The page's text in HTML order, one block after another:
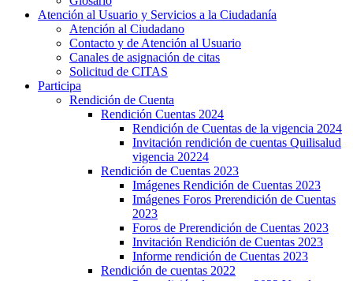
Atención al Usuario y Servicios a la Ciudadanía
Atención al Ciudadano
Contacto y de Atención al Usuario
Canales de asignación de citas
Solicitud de CITAS
Participa
Rendición de Cuenta
Rendición Cuentas 2024
Rendición de Cuentas de la vigencia 2024
Invitación rendición de cuentas Quilisalud
vigencia 20224
Rendición de Cuentas 2023
Imágenes Rendición de Cuentas 2023
Imágenes Foros Prerendición de Cuentas
2023
Foros de Prerendición de Cuentas 2023
Invitación Rendición de Cuentas 2023
Informe rendición de Cuentas 2023
Rendición de cuentas 2022